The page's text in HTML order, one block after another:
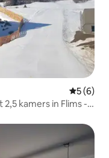
5 (6)
kamers in Flims -